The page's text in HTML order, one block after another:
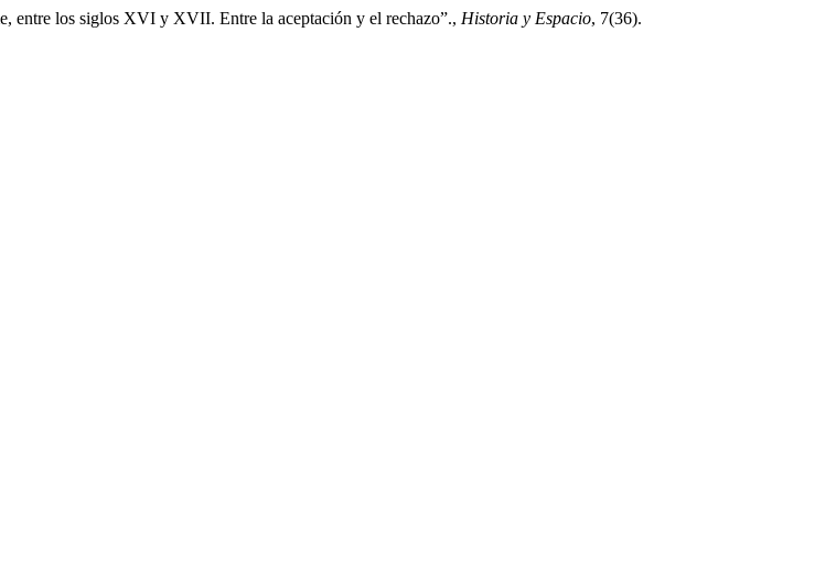
entre los siglos XVI y XVII. Entre la aceptación y el rechazo”., Historia y Espacio, 7(36).